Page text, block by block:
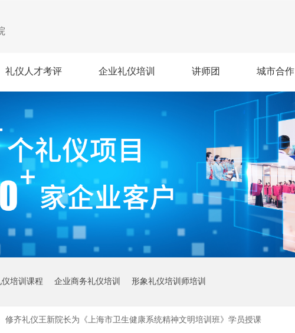
礼仪人才考评 企业礼仪培训 讲师团 城市合作
仪培训课程 企业商务礼仪培训 形象礼仪培训师培训
修齐礼仪王新院长为《上海市卫生健康系统精神文明培训班》学员授课